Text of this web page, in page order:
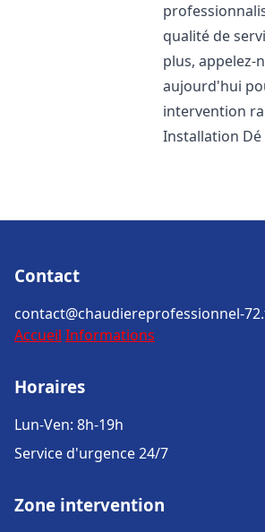
qualité de
plus, appelez-
aujourd'hui
intervention
Installation Dé
Contact
contact@chaudiereprofessionnel-
Accueil Informations
Horaires
Lun-Ven: 8h-19h
Service d'urgence 24/7
Zone intervention